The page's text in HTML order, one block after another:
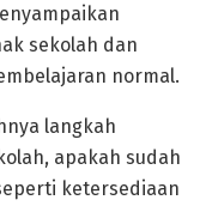
sekolah dan
normal.
langkah
apakah sudah
ketersediaan